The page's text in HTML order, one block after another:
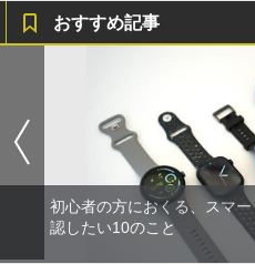
おすすめ記事
初心者の方におくる、スマ
認したい10のこと